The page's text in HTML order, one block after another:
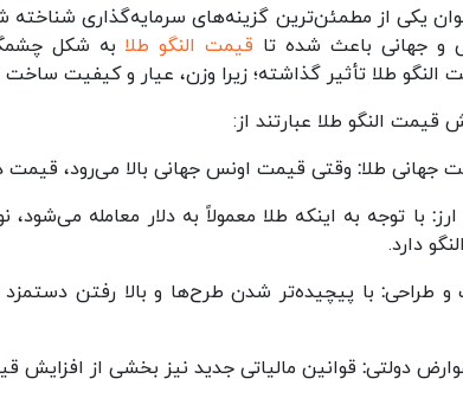
یکی از مطمئن‌ترین گزینه‌های سرمایه‌گذاری
و جهانی باعث شده تا قیمت النگو طلا به شکل
طلا تأثیر گذاشته؛ زیرا وزن، عیار و کیفیت ساخت
قیمت النگو طلا عبارتند از:
جهانی طلا: وقتی قیمت اونس جهانی بالا می‌رود، قیمت
: با توجه به اینکه طلا معمولاً به دلار معامله می‌شود،
دارد.
و طراحی: با پیچیده‌تر شدن طرح‌ها و بالا رفتن دستمزد
دولتی: قوانین مالیاتی جدید نیز بخشی از افزایش